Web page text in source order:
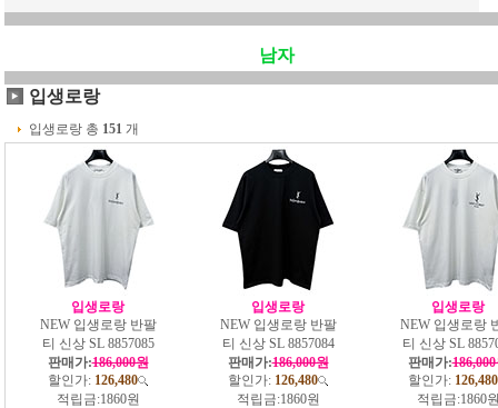
남자
입생로랑
입생로랑 총 151 개
입생로랑
NEW 입생로랑 반팔
티 신상 SL 8857085
판매가:186,000원
할인가: 126,480
적립금:1860원
입생로랑
NEW 입생로랑 반팔
티 신상 SL 8857084
판매가:186,000원
할인가: 126,480
적립금:1860원
입생로랑
NEW 입생로랑
티 신상 SL
판매가:
할인가: 126,480
적립금:1860